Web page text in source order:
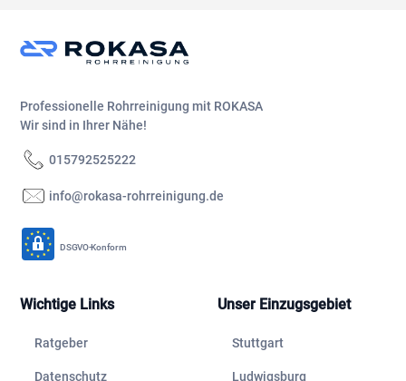
Professionelle Rohrreinigung mit ROKASA
Wir sind in Ihrer Nähe!
015792525222
info@rokasa-rohrreinigung.de
DSGVO-Konform
Wichtige Links
Ratgeber
Datenschutz
Unser Einzugsgebiet
Stuttgart
Ludwigsburg